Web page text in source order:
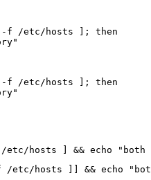
/etc/hosts ]; then
f /etc/hosts ]; then
hosts ] && echo
etc/hosts ]] && echo